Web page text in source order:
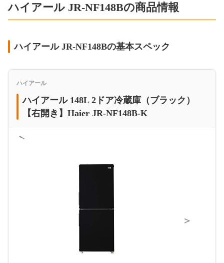
ハイアール JR-NF148Bの商品情報
ハイアール JR-NF148Bの基本スペック
ハイアール
ハイアール 148L 2ドア冷蔵庫（ブラック）
【右開き】Haier JR-NF148B-K
＜
＞